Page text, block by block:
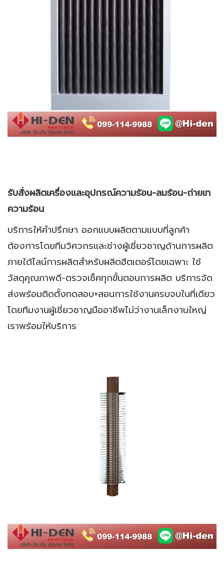
รับสั่งผลิตเครื่องและอุปกรณ์ความร้อน-ลมร้อน-ถ่ายเท
ความร้อน
บริการให้คำปรึกษา ออกแบบผลิตตามแบบที่ลูกค้า
ต้องการโดยทีมวิศวกรและช่างผู้เชี่ยวชาญด้านการผลิต
ภายใต้ไลน์การผลิตสำหรับผลิตฮีตเตอร์โดยเฉพาะ ใช้
วัสดุคุณภาพดี-ตรวจเช็คทุกขั้นตอนการผลิต บริการจัด
ส่งพร้อมติดตั้งทดสอบ+สอนการใช้งานครบจบในที่เดียว
โดยทีมงานผู้เชี่ยวชาญมืออาชีพไม่ว่างานเล็กงานใหญ่
เราพร้อมให้บริการ